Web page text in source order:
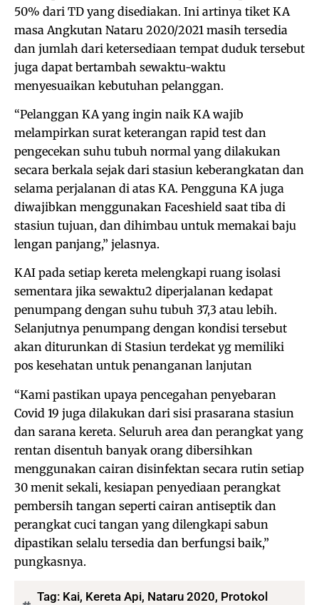
50% dari TD yang disediakan. Ini artinya tiket KA
masa Angkutan Nataru 2020/2021 masih tersedia
dan jumlah dari ketersediaan tempat duduk tersebut
juga dapat bertambah sewaktu-waktu
menyesuaikan kebutuhan pelanggan.
“Pelanggan KA yang ingin naik KA wajib
melampirkan surat keterangan rapid test dan
pengecekan suhu tubuh normal yang dilakukan
secara berkala sejak dari stasiun keberangkatan dan
selama perjalanan di atas KA. Pengguna KA juga
diwajibkan menggunakan Faceshield saat tiba di
stasiun tujuan, dan dihimbau untuk memakai baju
lengan panjang,” jelasnya.
KAI pada setiap kereta melengkapi ruang isolasi
sementara jika sewaktu2 diperjalanan kedapat
penumpang dengan suhu tubuh 37,3 atau lebih.
Selanjutnya penumpang dengan kondisi tersebut
akan diturunkan di Stasiun terdekat yg memiliki
pos kesehatan untuk penanganan lanjutan
“Kami pastikan upaya pencegahan penyebaran
Covid 19 juga dilakukan dari sisi prasarana stasiun
dan sarana kereta. Seluruh area dan perangkat yang
rentan disentuh banyak orang dibersihkan
menggunakan cairan disinfektan secara rutin setiap
30 menit sekali, kesiapan penyediaan perangkat
pembersih tangan seperti cairan antiseptik dan
perangkat cuci tangan yang dilengkapi sabun
dipastikan selalu tersedia dan berfungsi baik,”
pungkasnya.
Tag: Kai, Kereta Api, Nataru 2020, Protokol